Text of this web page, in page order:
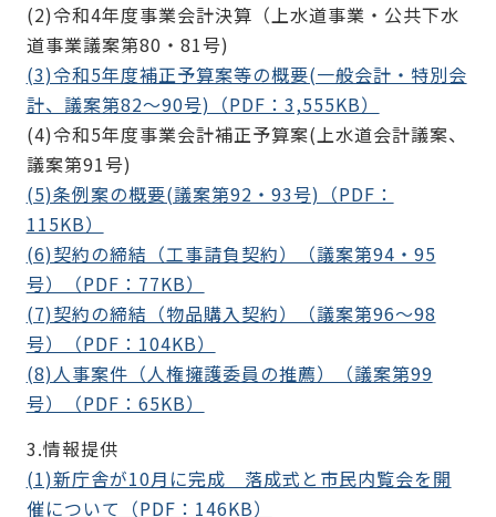
(2)令和4年度事業会計決算（上水道事業・公共下水
道事業議案第80・81号)
(3)令和5年度補正予算案等の概要(一般会計・特別会
計、議案第82～90号)（PDF：3,555KB）
(4)令和5年度事業会計補正予算案(上水道会計議案、
議案第91号)
(5)条例案の概要(議案第92・93号)（PDF：
115KB）
(6)契約の締結（工事請負契約）（議案第94・95
号）（PDF：77KB）
(7)契約の締結（物品購入契約）（議案第96～98
号）（PDF：104KB）
(8)人事案件（人権擁護委員の推薦）（議案第99
号）（PDF：65KB）
3.情報提供
(1)新庁舎が10月に完成 落成式と市民内覧会を開
催について（PDF：146KB）